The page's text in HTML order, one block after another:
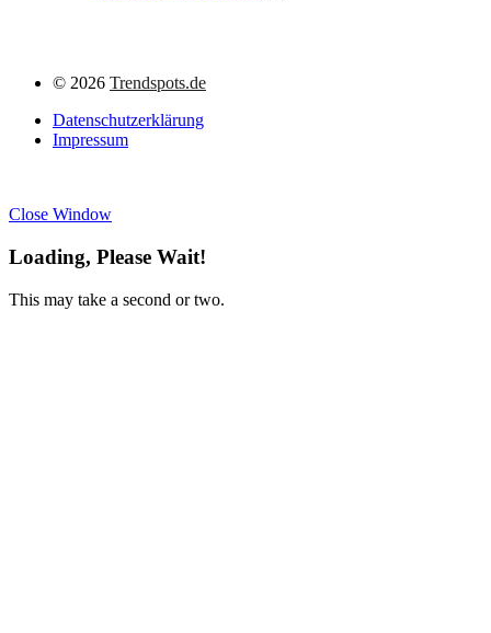
© 2026 Trendspots.de
Datenschutzerklärung
Impressum
Close Window
Loading, Please Wait!
This may take a second or two.